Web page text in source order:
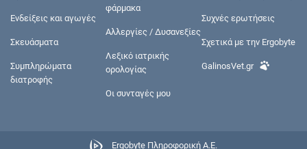
Ενδείξεις και αγωγές
Σκευάσματα
Συμπληρώματα
διατροφής
φάρμακα
Αλλεργίες / Δυσανεξίες
Λεξικό ιατρικής
ορολογίας
Οι συνταγές μου
Συχνές ερωτήσεις
Σχετικά με την Ergobyte
GalinosVet.gr
Ergobyte Πληροφορική Α.Ε.